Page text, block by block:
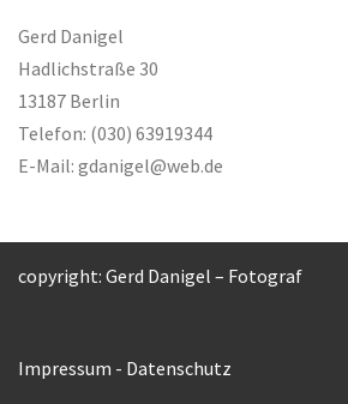
Gerd Danigel
Hadlichstraße 30
13187 Berlin
Telefon: (030) 63919344
E-Mail: gdanigel@web.de
copyright: Gerd Danigel – Fotograf
Impressum - Datenschutz